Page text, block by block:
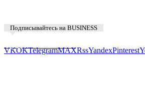
Подписывайтесь на BUSINESS
VKOKTelegramMAXRssYandexPinterest